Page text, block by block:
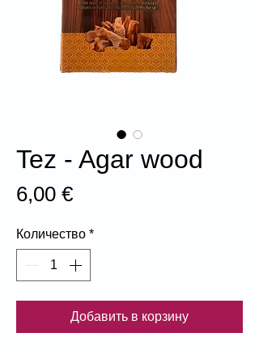
Tez - Agar wood
6,00 €Цена
Количество *
Добавить в корзину